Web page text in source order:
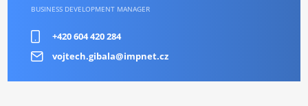
BUSINESS DEVELOPMENT MANAGER
+420 604 420 284
vojtech.gibala@impnet.cz